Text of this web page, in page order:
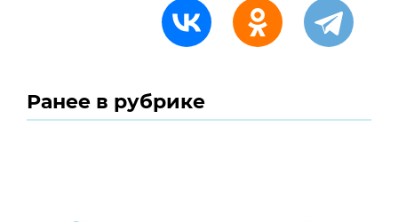
Ранее в рубрике